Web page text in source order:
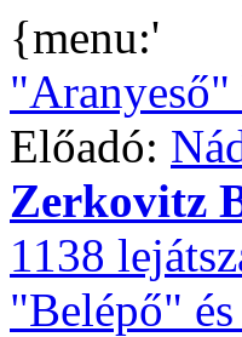
{menu:'
Előadó:
Zerkovitz
1138
"Belépő"